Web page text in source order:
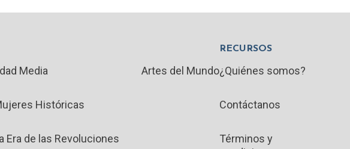
Media
Históricas
Era de las Revoluciones
Artes del Mundo
RECURSOS
¿Quiénes somos?
Contáctanos
Términos y